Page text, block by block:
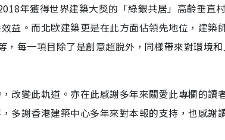
年獲得世界建築大獎的「綠銀共居」高齡垂直
益。而北歐建築更是在此方面佔領先地位，建築
每一項目除了是創意超脫外，同樣帶來對環境
改變此軌道。亦在此感謝多年來關愛此專欄的讀
多謝香港建築中心多年來對本報的支持，也感謝